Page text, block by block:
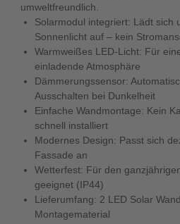
umweltfreundlich.
Solarmodul integriert: Lädt sich
Sonnenlicht auf – kein
Warmweißes LED-Licht: Für
einladende Atmosphäre
Dämmerungssensor:
Ausschalten bei Dunkelheit
Einfache Wandmontage: Kein
schnell installiert
Modernes Design: Passt sich
Fassade an
Wetterfest: Für den
geeignet (IP44)
Lieferumfang: 2 LED Solar
Montagematerial